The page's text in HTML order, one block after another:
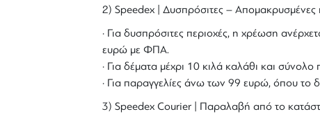
2) Speedex | Δυσπρόσιτες – Απομακρυσμένες
· Για δυσπρόσιτες περιοχές, η χρέωση
ευρώ με ΦΠΑ.
· Για δέματα μέχρι 10 κιλά καλάθι και
· Για παραγγελίες άνω των 99 ευρώ, όπου το
3) Speedex Courier | Παραλαβή από το